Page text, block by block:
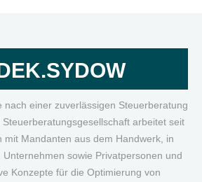
nach einer zuverlässigen Steuerberatung
arbeitet seit
mit Mandanten aus dem Handwerk, in
sowie Privatpersonen und
Konzepte für die Optimierung von